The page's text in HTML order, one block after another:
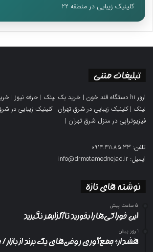
کلینیک زیبایی در منطقه 22
تبلیغات متنی
ارور h1 دستگاه قند خون | خرید بک لینک | حرفه نیوز |
لینک |کلینیک زیبایی در شرق تهران |کلینیک زیبایی در
فیزیوتراپی در منزل شرق تهران |
تلفن: 0914.411.85.33
ایمیل: info@drmotamednejad.ir
نوشته های تازه
5 ساعت پیش
این خوراکی‌ها را بخورید تا آلزایمر نگیرید
1 روز پیش
هشدار؛ جمع‌آوری روغن‌های یک برند از